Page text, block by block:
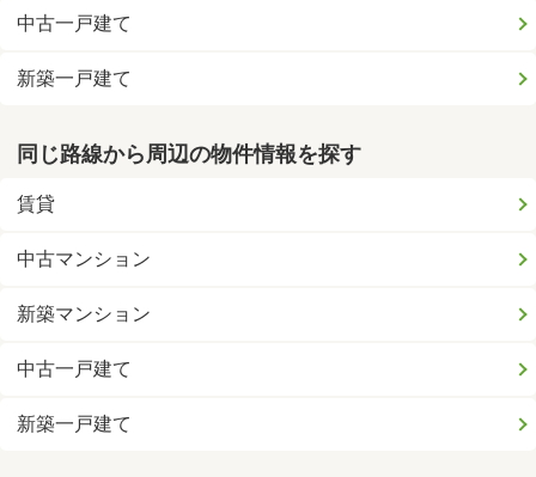
中古一戸建て
新築一戸建て
同じ路線から周辺の物件情報を探す
賃貸
中古マンション
新築マンション
中古一戸建て
新築一戸建て